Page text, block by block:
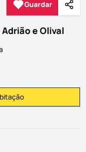
Guardar
Guardar
e Olival